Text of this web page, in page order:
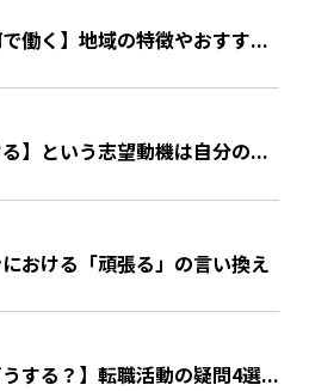
で働く】地域の特徴やおすす...
る】という志望動機は自分の...
おける「頑張る」の言い換え
うする？】転職活動の疑問4選...